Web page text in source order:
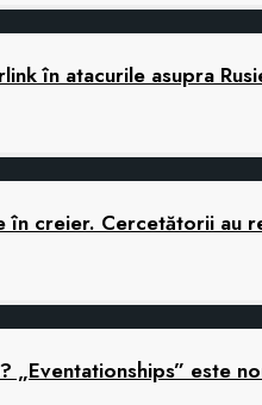
în atacurile asupra
în creier. Cercetătorii
„Eventationships” este